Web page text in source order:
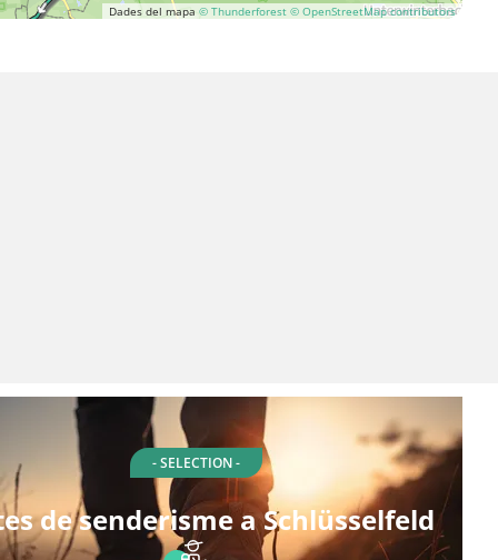
Dades del mapa © Thunderforest © OpenStreetMap contributors
- SELECTION -
de senderisme a Schlüsselfeld